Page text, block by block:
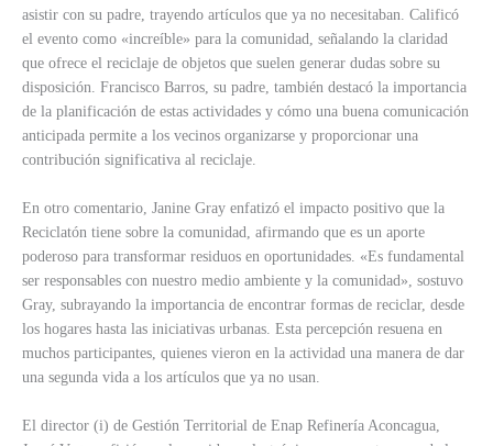
asistir con su padre, trayendo artículos que ya no necesitaban. Calificó
el evento como «increíble» para la comunidad, señalando la claridad
que ofrece el reciclaje de objetos que suelen generar dudas sobre su
disposición. Francisco Barros, su padre, también destacó la importancia
de la planificación de estas actividades y cómo una buena comunicación
anticipada permite a los vecinos organizarse y proporcionar una
contribución significativa al reciclaje.
En otro comentario, Janine Gray enfatizó el impacto positivo que la
Reciclatón tiene sobre la comunidad, afirmando que es un aporte
poderoso para transformar residuos en oportunidades. «Es fundamental
ser responsables con nuestro medio ambiente y la comunidad», sostuvo
Gray, subrayando la importancia de encontrar formas de reciclar, desde
los hogares hasta las iniciativas urbanas. Esta percepción resuena en
muchos participantes, quienes vieron en la actividad una manera de dar
una segunda vida a los artículos que ya no usan.
El director (i) de Gestión Territorial de Enap Refinería Aconcagua,